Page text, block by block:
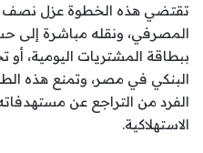
تقتضي هذه الخطوة عزل نصف
المصرفي، ونقله مباشرة إلى
ببطاقة المشتريات اليومية،
البنكي في مصر، وتمنع هذه
الفرد من التراجع عن
الاستهلاكية.